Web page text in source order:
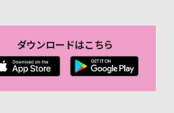
ダウンロードはこちら